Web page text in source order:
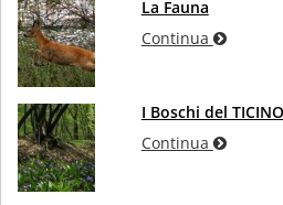
La Fauna
Continua
I Boschi del TICINO
Continua